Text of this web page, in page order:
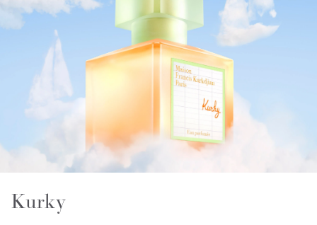
Kurky